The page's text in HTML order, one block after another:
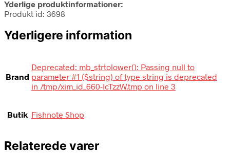
Yderlige produktinformationer:
Produkt id: 3698
Yderligere information
Brand
Deprecated: mb_strtolower(): Passing null to
parameter #1 ($string) of type string is deprecated
in /tmp/xim_id_660-IcTzzW.tmp on line 3
Butik Fishnote Shop
Relaterede varer